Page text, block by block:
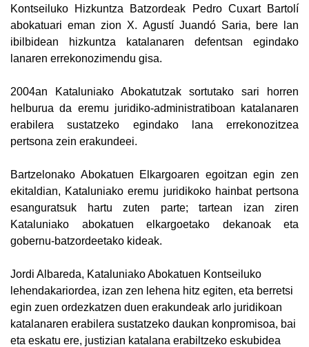
Kontseiluko Hizkuntza Batzordeak Pedro Cuxart Bartolí
abokatuari eman zion X. Agustí Juandó Saria, bere lan
ibilbidean hizkuntza katalanaren defentsan egindako
lanaren errekonozimendu gisa.
2004an Kataluniako Abokatutzak sortutako sari horren
helburua da eremu juridiko-administratiboan katalanaren
erabilera sustatzeko egindako lana errekonozitzea
pertsona zein erakundeei.
Bartzelonako Abokatuen Elkargoaren egoitzan egin zen
ekitaldian, Kataluniako eremu juridikoko hainbat pertsona
esanguratsuk hartu zuten parte; tartean izan ziren
Kataluniako abokatuen elkargoetako dekanoak eta
gobernu-batzordeetako kideak.
Jordi Albareda, Kataluniako Abokatuen Kontseiluko
lehendakariordea, izan zen lehena hitz egiten, eta berretsi
egin zuen ordezkatzen duen erakundeak arlo juridikoan
katalanaren erabilera sustatzeko daukan konpromisoa, bai
eta eskatu ere, justizian katalana erabiltzeko eskubidea